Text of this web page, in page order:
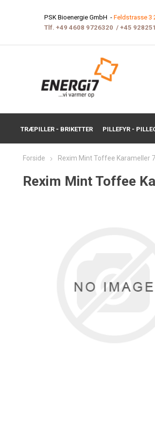
PSK Bioenergie GmbH - Feldstrasse 3
Tlf. +49 4608 9726320 / +45
TRÆPILLER - BRIKETTER PILLEFYR -
Forside Rexim Mint Toffee Karameller
Rexim Mint Toffee